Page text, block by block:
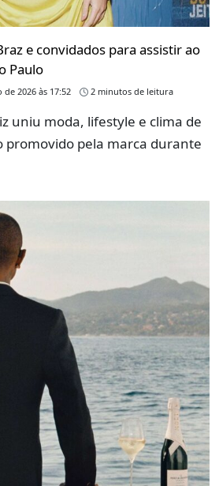
e convidados para assistir ao
Paulo
2026 às 17:52 2 minutos de leitura
uniu moda, lifestyle e clima de
promovido pela marca durante